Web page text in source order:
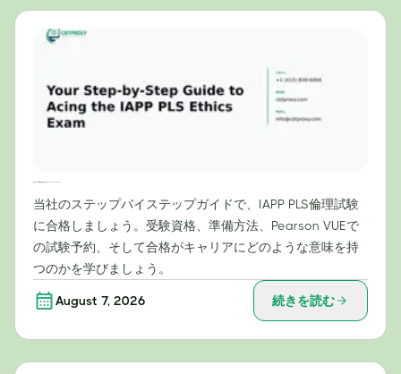
当社のステップバイステップガイドで、IAPP PLS倫理試験
に合格しましょう。受験資格、準備方法、Pearson VUEで
の試験予約、そして合格がキャリアにどのような意味を持
つのかを学びましょう。
August 7, 2026 続きを読む